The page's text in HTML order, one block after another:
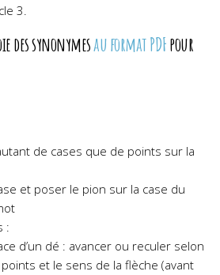
3.
des synonymesau format PDFpour
de cases que de points sur la
et poser le pion sur la case du
:
d’un dé : avancer ou reculer selon
et le sens de la flèche (avant